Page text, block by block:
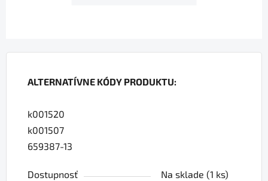
ALTERNATÍVNE KÓDY PRODUKTU:
k001520
k001507
659387-13
Dostupnosť Na sklade (1 ks)